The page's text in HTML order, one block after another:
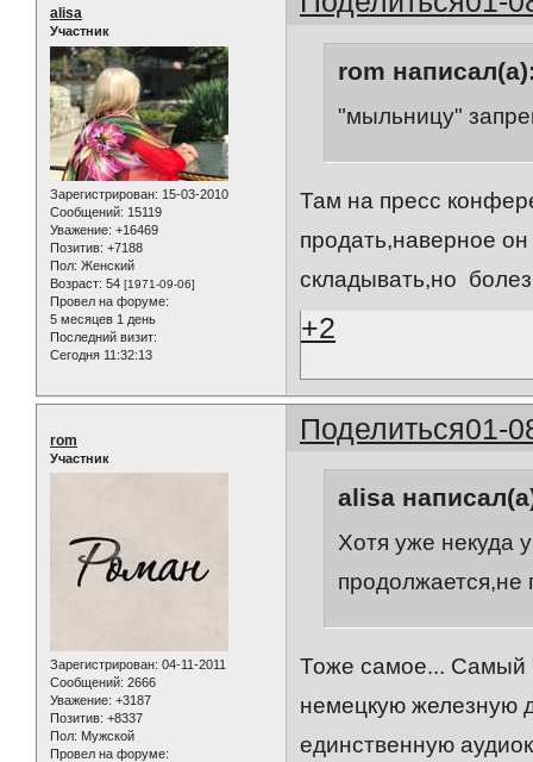
alisa
Участник
Зарегистрирован: 15-03-2010
Сообщений: 15119
Уважение: +16469
Позитив: +7188
Пол: Женский
Возраст: 54 [1971-09-06]
Провел на форуме:
5 месяцев 1 день
Последний визит:
Сегодня 11:32:13
rom
"мыльницу"
Там на пресс
продать,наверное
складывать,но
+2
Поделиться01-
rom
Участник
Зарегистрирован: 04-11-2011
Сообщений: 2666
Уважение: +3187
Позитив: +8337
Пол: Мужской
Провел на форуме:
alisa
Хотя уже некуда
продолжается,не
Тоже самое... Самый
немецкую железную
единственную